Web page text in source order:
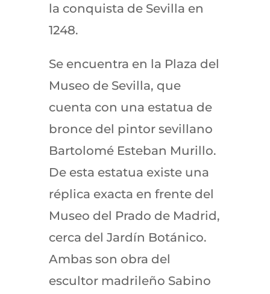
la conquista de Sevilla en
1248.
Se encuentra en la Plaza del
Museo de Sevilla, que
cuenta con una estatua de
bronce del pintor sevillano
Bartolomé Esteban Murillo.
De esta estatua existe una
réplica exacta en frente del
Museo del Prado de Madrid,
cerca del Jardín Botánico.
Ambas son obra del
escultor madrileño Sabino